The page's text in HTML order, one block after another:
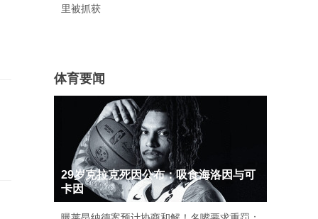
里被抓获
体育要闻
29岁克拉克死因公布：吸食海洛因与可
卡因